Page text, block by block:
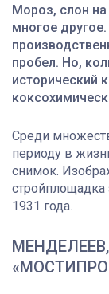
Мороз, слон на
многое
пробел. Но,
исторический
Среди
периоду в
снимок.
стройплощадка
1931 года.